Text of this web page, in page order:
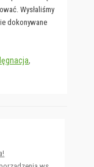
Wysłaliśmy
dokonywane
,